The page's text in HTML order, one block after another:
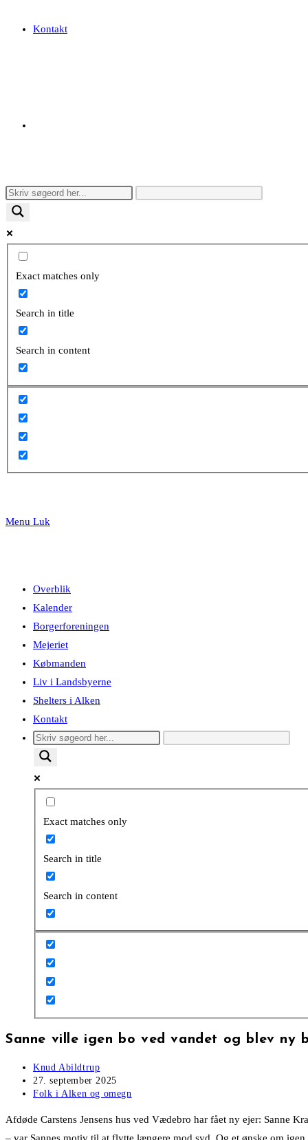
Kontakt
search
Exact matches only
Search in title
Search in content
Menu Luk
Overblik
Kalender
Borgerforeningen
Mejeriet
Købmanden
Liv i Landsbyerne
Shelters i Alken
Kontakt
Exact matches only
Search in title
Search in content
Sanne ville igen bo ved vandet og blev ny
Post
author:
Knud Abildtrup
Post
published:
27. september 2025
Post
Folk i Alken og omegn
Afdøde Carstens Jensens hus ved Vædebro har fået ny ejer: Sanne
– var Sannes motiv til at flytte længere mod syd. Og et ønske om